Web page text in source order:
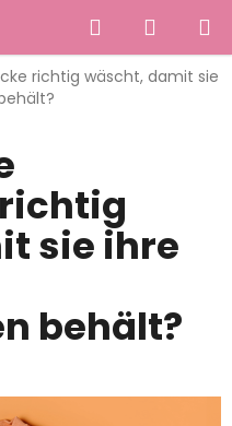
Suchen
richtig wäscht, damit sie
sie ihre
behält?